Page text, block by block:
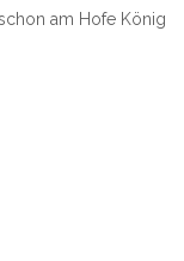
am Hofe König